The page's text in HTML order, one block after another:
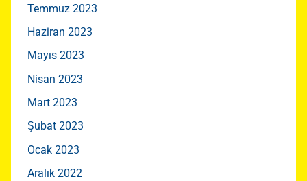
Temmuz 2023
Haziran 2023
Mayıs 2023
Nisan 2023
Mart 2023
Şubat 2023
Ocak 2023
Aralık 2022